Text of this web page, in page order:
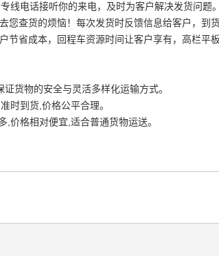
线电话接听你的来电，及时为客户解决发货问题。
您查货的烦恼！每次发货时反馈信息给客户，到
节省成本，回程车资源时间让客户享有，高栏平
货物的安全与灵活多样化运输方式。
时到货,价格公平合理。
价格相对便宜,适合普通货物运送。